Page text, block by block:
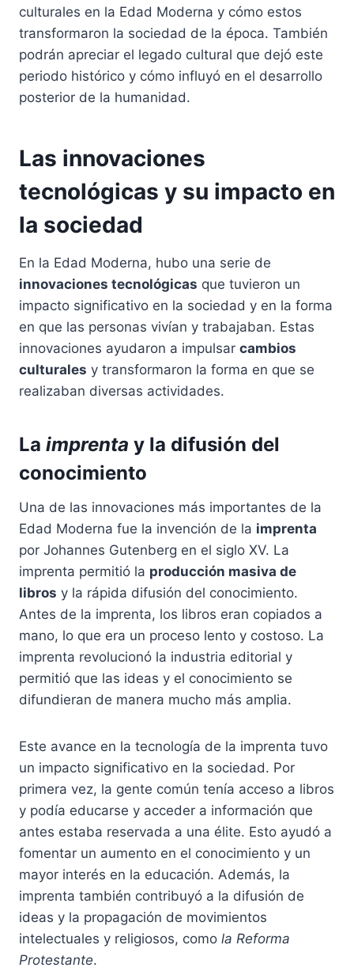
culturales en la Edad Moderna y cómo estos
transformaron la sociedad de la época. También
podrán apreciar el legado cultural que dejó este
periodo histórico y cómo influyó en el desarrollo
posterior de la humanidad.
Las innovaciones
tecnológicas y su impacto en
la sociedad
En la Edad Moderna, hubo una serie de
innovaciones tecnológicas que tuvieron un
impacto significativo en la sociedad y en la forma
en que las personas vivían y trabajaban. Estas
innovaciones ayudaron a impulsar cambios
culturales y transformaron la forma en que se
realizaban diversas actividades.
La imprenta y la difusión del
conocimiento
Una de las innovaciones más importantes de la
Edad Moderna fue la invención de la imprenta
por Johannes Gutenberg en el siglo XV. La
imprenta permitió la producción masiva de
libros y la rápida difusión del conocimiento.
Antes de la imprenta, los libros eran copiados a
mano, lo que era un proceso lento y costoso. La
imprenta revolucionó la industria editorial y
permitió que las ideas y el conocimiento se
difundieran de manera mucho más amplia.
Este avance en la tecnología de la imprenta tuvo
un impacto significativo en la sociedad. Por
primera vez, la gente común tenía acceso a libros
y podía educarse y acceder a información que
antes estaba reservada a una élite. Esto ayudó a
fomentar un aumento en el conocimiento y un
mayor interés en la educación. Además, la
imprenta también contribuyó a la difusión de
ideas y la propagación de movimientos
intelectuales y religiosos, como la Reforma
Protestante.